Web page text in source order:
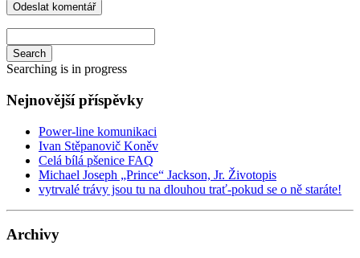
Search
Searching is in progress
Nejnovější příspěvky
Power-line komunikaci
Ivan Stěpanovič Koněv
Celá bílá pšenice FAQ
Michael Joseph „Prince“ Jackson, Jr. Životopis
vytrvalé trávy jsou tu na dlouhou trať-pokud se o ně staráte!
Archivy